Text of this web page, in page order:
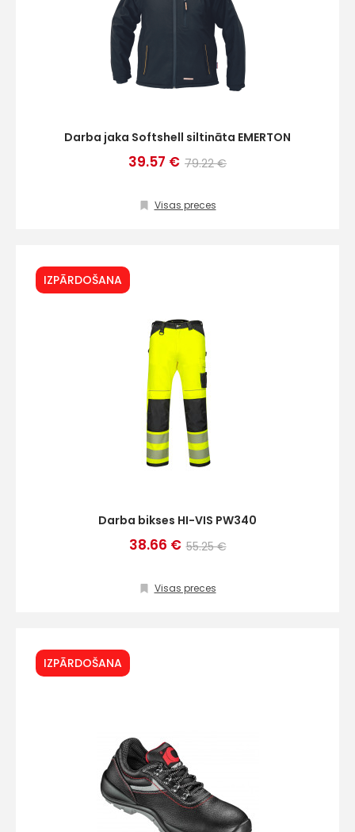
Darba jaka Softshell siltināta EMERTON
39.57 € 79.22 €
Visas preces
IZPĀRDOŠANA
Darba bikses HI-VIS PW340
38.66 € 55.25 €
Visas preces
IZPĀRDOŠANA